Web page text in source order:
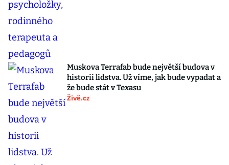
Muskova Terrafab bude největší budova v
historii lidstva. Už víme, jak bude vypadat a
že bude stát v Texasu
Živě.cz